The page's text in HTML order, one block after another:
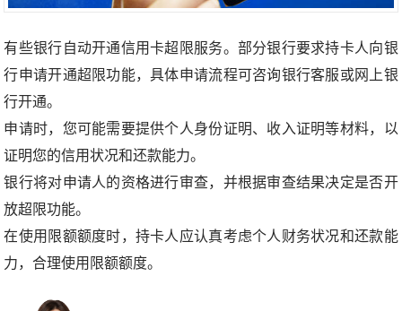
有些银行自动开通信用卡超限服务。部分银行要求持卡人向银
行申请开通超限功能，具体申请流程可咨询银行客服或网上银
行开通。
申请时，您可能需要提供个人身份证明、收入证明等材料，以
证明您的信用状况和还款能力。
银行将对申请人的资格进行审查，并根据审查结果决定是否开
放超限功能。
在使用限额额度时，持卡人应认真考虑个人财务状况和还款能
力，合理使用限额额度。